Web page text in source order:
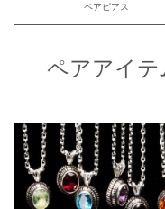
ペアピアス
ペアアイテ